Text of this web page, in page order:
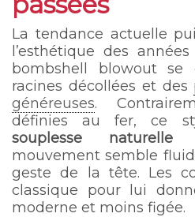
La tendance actuelle
l’esthétique des
bombshell blowout se
racines décollées et des
généreuses.
définies au fer, ce
souplesse
mouvement semble
geste de la tête. Les
classique pour lui
moderne et moins figée.